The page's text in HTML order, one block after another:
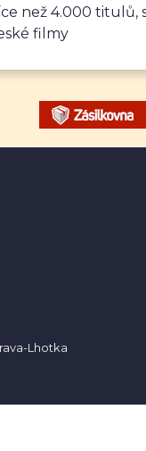
než 4.000 titulů,
filmy
Lhotka